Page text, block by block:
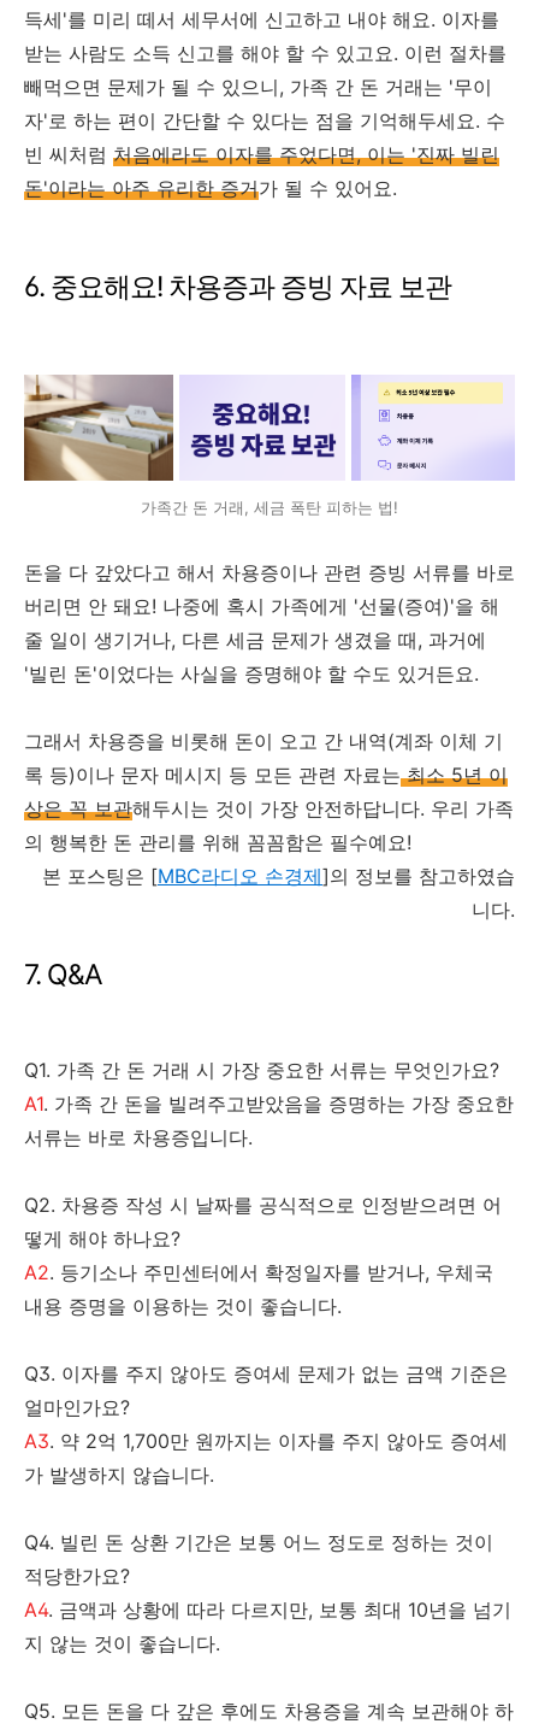
득세'를 미리 떼서 세무서에 신고하고 내야 해요. 이자를
받는 사람도 소득 신고를 해야 할 수 있고요. 이런 절차를
빼먹으면 문제가 될 수 있으니, 가족 간 돈 거래는 '무이
자'로 하는 편이 간단할 수 있다는 점을 기억해두세요. 수
빈 씨처럼 처음에라도 이자를 주었다면, 이는 '진짜 빌린
돈'이라는 아주 유리한 증거가 될 수 있어요.
6. 중요해요! 차용증과 증빙 자료 보관
가족간 돈 거래, 세금 폭탄 피하는 법!
돈을 다 갚았다고 해서 차용증이나 관련 증빙 서류를 바로
버리면 안 돼요! 나중에 혹시 가족에게 '선물(증여)'을 해
줄 일이 생기거나, 다른 세금 문제가 생겼을 때, 과거에
'빌린 돈'이었다는 사실을 증명해야 할 수도 있거든요.
그래서 차용증을 비롯해 돈이 오고 간 내역(계좌 이체 기
록 등)이나 문자 메시지 등 모든 관련 자료는최소 5년 이
상은 꼭 보관해두시는 것이 가장 안전하답니다. 우리 가족
의 행복한 돈 관리를 위해 꼼꼼함은 필수예요!
본 포스팅은 [MBC라디오 손경제]의 정보를 참고하였습
니다.
7. Q&A
Q1. 가족 간 돈 거래 시 가장 중요한 서류는 무엇인가요?
A1. 가족 간 돈을 빌려주고받았음을 증명하는 가장 중요한
서류는 바로 차용증입니다.
Q2. 차용증 작성 시 날짜를 공식적으로 인정받으려면 어
떻게 해야 하나요?
A2. 등기소나 주민센터에서 확정일자를 받거나, 우체국
내용 증명을 이용하는 것이 좋습니다.
Q3. 이자를 주지 않아도 증여세 문제가 없는 금액 기준은
얼마인가요?
A3. 약 2억 1,700만 원까지는 이자를 주지 않아도 증여세
가 발생하지 않습니다.
Q4. 빌린 돈 상환 기간은 보통 어느 정도로 정하는 것이
적당한가요?
A4. 금액과 상황에 따라 다르지만, 보통 최대 10년을 넘기
지 않는 것이 좋습니다.
Q5. 모든 돈을 다 갚은 후에도 차용증을 계속 보관해야 하